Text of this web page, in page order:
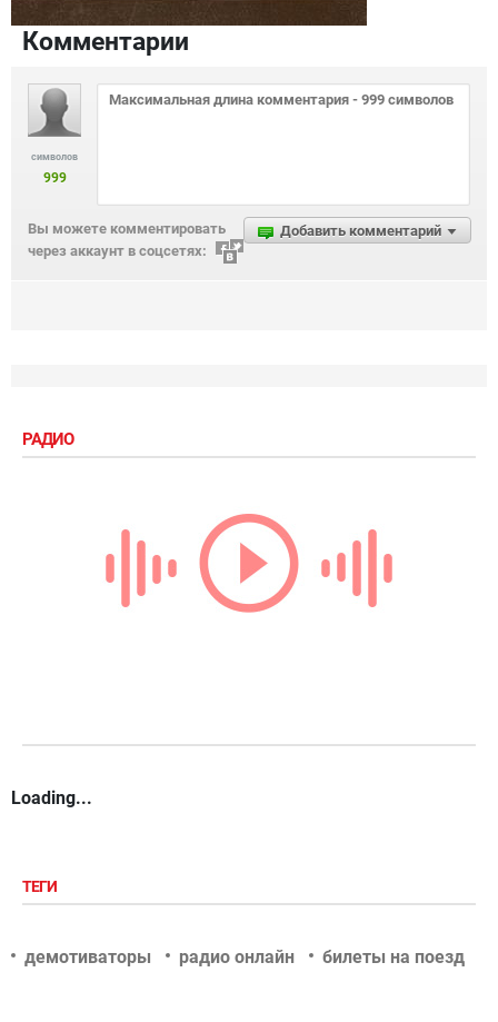
Комментарии
символов
999
Добавить комментарий
Вы можете комментировать
через аккаунт в соцсетях:
РАДИО
Loading...
ТЕГИ
демотиваторы радио онлайн билеты на поезд